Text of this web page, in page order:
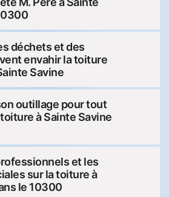
déchets et des
envahir la toiture
Savine
outillage pour tout
à Sainte Savine
et les
sur la toiture à
le 10300